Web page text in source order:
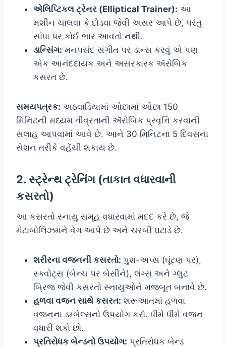
એલિપ્ટિકલ ટ્રેનર (Elliptical Trainer): આ
મશીન ચાલવા કે દોડવા જેવી અસર આપે છે, પરંતુ
સાંધા પર કોઈ ભાર આવતો નથી.
ડાન્સિંગ: મનપસંદ સંગીત પર ડાન્સ કરવું એ પણ
એક આનંદદાયક અને અસરકારક ઍરોબિક
કસરત છે.
સમયપત્રક: અઠવાડિયામાં ઓછામાં ઓછા 150
મિનિટની મધ્યમ તીવ્રતાની ઍરોબિક પ્રવૃત્તિ કરવાની
સલાહ આપવામાં આવે છે. આને 30 મિનિટના 5 દિવસના
સેશન તરીકે વહેંચી શકાય છે.
2. સ્ટ્રેન્થ ટ્રેનિંગ (તાકાત વધારવાની
કસરતો)
આ કસરતો સ્નાયુ સમૂહ વધારવામાં મદદ કરે છે, જે
મેટાબોલિઝમને વેગ આપે છે અને ચરબી ઘટાડે છે.
શરીરના વજનની કસરતો: પુશ-અપ્સ (ઘૂંટણ પર),
સ્ક્વોટ્સ (બેન્ચ પર બેસીને), લંગ્સ અને ગ્લુટ
બ્રિજ જેવી કસરતો સ્નાયુઓને મજબૂત બનાવે છે.
હળવા વજન સાથે કસરત: શરૂઆતમાં હળવા
વજનના ડમ્બેલ્સનો ઉપયોગ કરો. ધીમે ધીમે વજન
વધારી શકો છો.
પ્રતિરોધક બેન્ડનો ઉપયોગ: પ્રતિરોધક બેન્ડ